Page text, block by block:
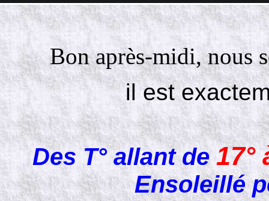
( 7160
Lat N :
Bon après-midi, nous
il est
Des T° allant de17°
Ensoleillé